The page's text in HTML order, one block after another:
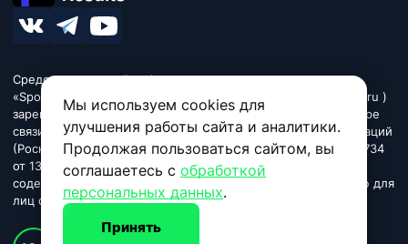
Мы используем cookies для
улучшения работы сайта и аналитики.
Продолжая пользоваться сайтом, вы
соглашаетесь с обработкой
персональных данных.
Принять
Средство массовой информации сетевое издание
«SportResults» (адрес в сети Интернет - www.sport-results.ru )
зарегистрировано Федеральной службой по надзору в сфере
связи, информационных технологий и массовых коммуникаций
(Роскомнадзор). Регистрационный номер ЭЛ № ФС 77 - 84734
от 13 марта 2023. Название «SportResults». Издание может
содержать информационную продукцию, предназначенную для
лиц старше 18 лет.